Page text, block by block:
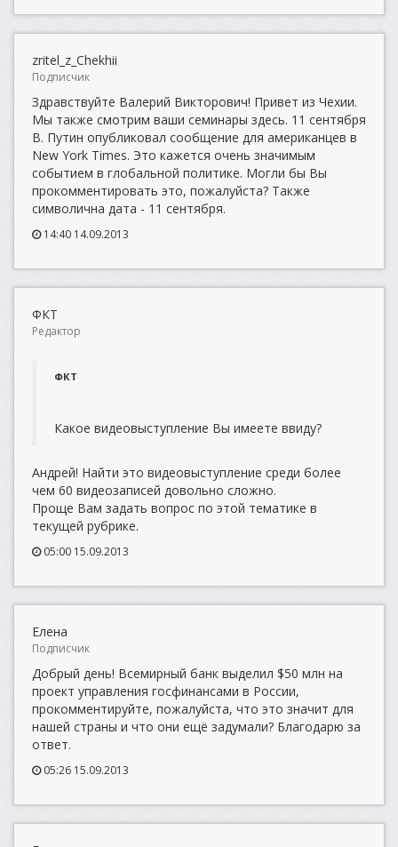
zritel_z_Chekhii
Подписчик
Здравствуйте Валерий Викторович! Привет из Чехии.
Мы также смотрим ваши семинары здесь. 11 сентября
В. Путин опубликовал сообщение для американцев в
New York Times. Это кажется очень значимым
событием в глобальной политике. Могли бы Вы
прокомментировать это, пожалуйста? Также
символична дата - 11 сентября.
14:40 14.09.2013
ФКТ
Редактор
ФКТ
Какое видеовыступление Вы имеете ввиду?
Андрей! Найти это видеовыступление среди более
чем 60 видеозаписей довольно сложно.
Проще Вам задать вопрос по этой тематике в
текущей рубрике.
05:00 15.09.2013
Елена
Подписчик
Добрый день! Всемирный банк выделил $50 млн на
проект управления госфинансами в России,
прокомментируйте, пожалуйста, что это значит для
нашей страны и что они ещё задумали? Благодарю за
ответ.
05:26 15.09.2013